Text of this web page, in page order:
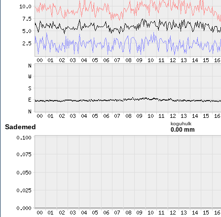
Sademed koguhulk
0.00 mm